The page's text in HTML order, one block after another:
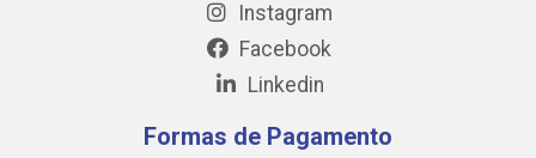
Instagram
Facebook
Linkedin
Formas de Pagamento